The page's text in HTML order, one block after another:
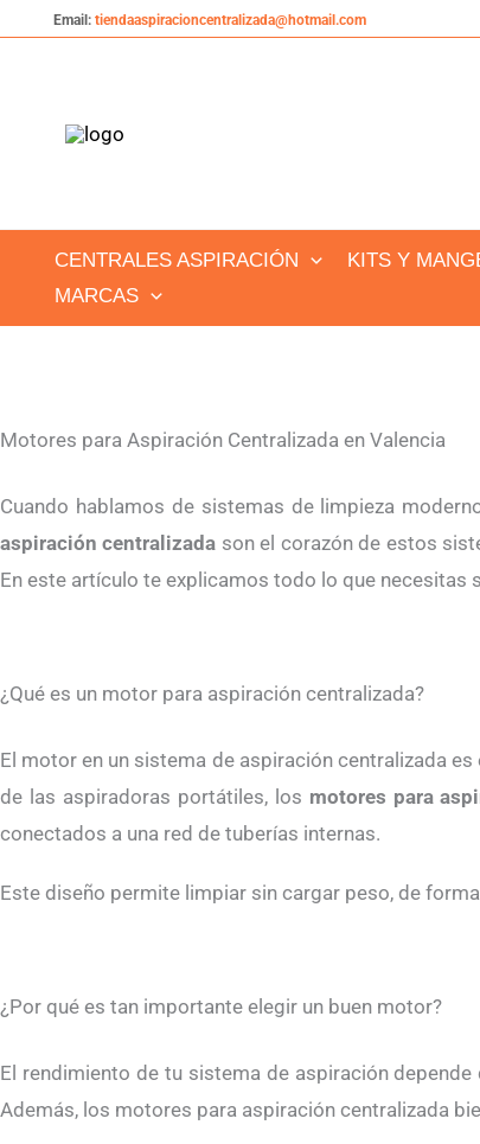
Email: tiendaaspiracioncentralizada@hotmail.com
CENTRALES ASPIRACIÓN KITS Y
MARCAS
Motores para Aspiración Centralizada en Valencia
Cuando hablamos de sistemas de limpieza
aspiración centralizada son el corazón de estos
En este artículo te explicamos todo lo que
¿Qué es un motor para aspiración centralizada?
El motor en un sistema de aspiración centralizada
de las aspiradoras portátiles, los motores para
conectados a una red de tuberías internas.
Este diseño permite limpiar sin cargar peso, de
¿Por qué es tan importante elegir un buen motor?
El rendimiento de tu sistema de aspiración
Además, los motores para aspiración centralizada